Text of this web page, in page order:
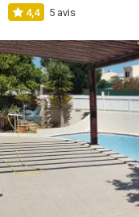
4,4 5 avis